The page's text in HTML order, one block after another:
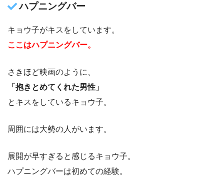
ハプニングバー
キョウ子がキスをしています。
ここはハプニングバー。
さきほど映画のように、
「抱きとめてくれた男性」
とキスをしているキョウ子。
周囲には大勢の人がいます。
展開が早すぎると感じるキョウ子。
ハプニングバーは初めての経験。